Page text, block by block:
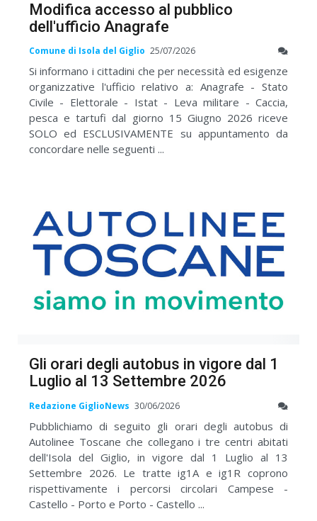
Modifica accesso al pubblico
dell'ufficio Anagrafe
Comune di Isola del Giglio 25/07/2026
Si informano i cittadini che per necessità ed esigenze
organizzative l'ufficio relativo a: Anagrafe - Stato
Civile - Elettorale - Istat - Leva militare - Caccia,
pesca e tartufi dal giorno 15 Giugno 2026 riceve
SOLO ed ESCLUSIVAMENTE su appuntamento da
concordare nelle seguenti ...
Gli orari degli autobus in vigore dal 1
Luglio al 13 Settembre 2026
Redazione GiglioNews 30/06/2026
Pubblichiamo di seguito gli orari degli autobus di
Autolinee Toscane che collegano i tre centri abitati
dell'Isola del Giglio, in vigore dal 1 Luglio al 13
Settembre 2026. Le tratte ig1A e ig1R coprono
rispettivamente i percorsi circolari Campese -
Castello - Porto e Porto - Castello ...